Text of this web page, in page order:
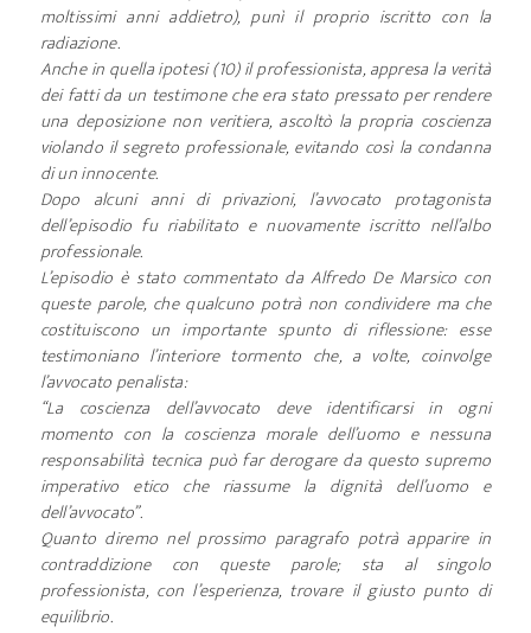
moltissimi anni addietro), punì il proprio iscritto con la
radiazione.
Anche in quella ipotesi (10) il professionista, appresa la verità
dei fatti da un testimone che era stato pressato per rendere
una deposizione non veritiera, ascoltò la propria coscienza
violando il segreto professionale, evitando così la condanna
di un innocente.
Dopo alcuni anni di privazioni, l’avvocato protagonista
dell’episodio fu riabilitato e nuovamente iscritto nell’albo
professionale.
L’episodio è stato commentato da Alfredo De Marsico con
queste parole, che qualcuno potrà non condividere ma che
costituiscono un importante spunto di riflessione: esse
testimoniano l’interiore tormento che, a volte, coinvolge
l’avvocato penalista:
“La coscienza dell’avvocato deve identificarsi in ogni
momento con la coscienza morale dell’uomo e nessuna
responsabilità tecnica può far derogare da questo supremo
imperativo etico che riassume la dignità dell’uomo e
dell’avvocato”.
Quanto diremo nel prossimo paragrafo potrà apparire in
contraddizione con queste parole; sta al singolo
professionista, con l’esperienza, trovare il giusto punto di
equilibrio.